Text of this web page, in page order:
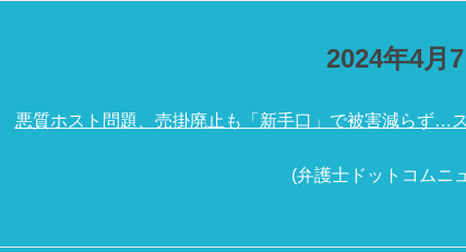
2024年4月7
悪質ホスト問題、売掛廃止も「新手口」で被害減らず…
(弁護士ドットコムニ